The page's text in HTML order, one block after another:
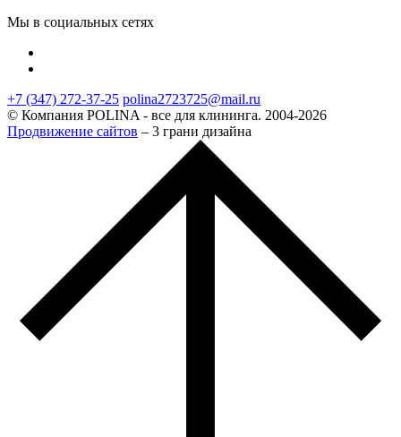
Мы в социальных сетях
+7 (347) 272-37-25 polina2723725@mail.ru
© Компания POLINA - все для клининга. 2004-2026
Продвижение сайтов – 3 грани дизайна